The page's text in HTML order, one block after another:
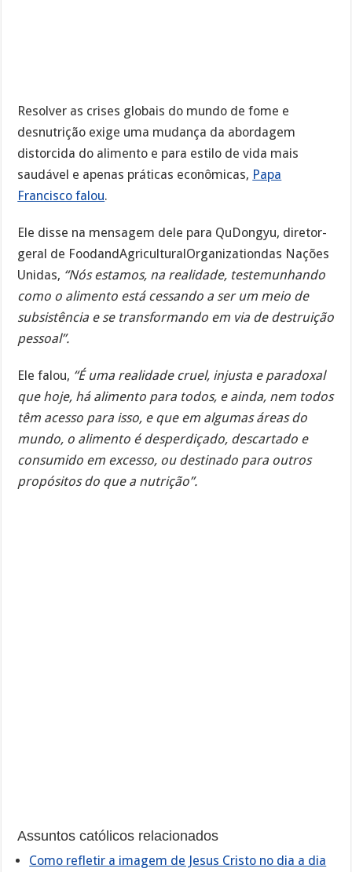
Resolver as crises globais do mundo de fome e
desnutrição exige uma mudança da abordagem
distorcida do alimento e para estilo de vida mais
saudável e apenas práticas econômicas, Papa
Francisco falou.
Ele disse na mensagem dele para QuDongyu, diretor-
geral de FoodandAgriculturalOrganizationdas Nações
Unidas, “Nós estamos, na realidade, testemunhando
como o alimento está cessando a ser um meio de
subsistência e se transformando em via de destruição
pessoal”.
Ele falou, “É uma realidade cruel, injusta e paradoxal
que hoje, há alimento para todos, e ainda, nem todos
têm acesso para isso, e que em algumas áreas do
mundo, o alimento é desperdiçado, descartado e
consumido em excesso, ou destinado para outros
propósitos do que a nutrição”.
Assuntos católicos relacionados
Como refletir a imagem de Jesus Cristo no dia a dia